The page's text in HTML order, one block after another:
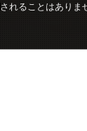
れることはありま